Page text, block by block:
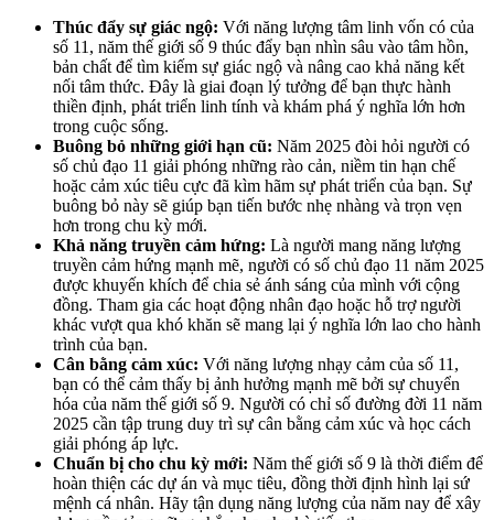
Thúc đẩy sự giác ngộ: Với năng lượng tâm linh vốn có của
số 11, năm thế giới số 9 thúc đẩy bạn nhìn sâu vào tâm hồn,
bản chất để tìm kiếm sự giác ngộ và nâng cao khả năng kết
nối tâm thức. Đây là giai đoạn lý tưởng để bạn thực hành
thiền định, phát triển linh tính và khám phá ý nghĩa lớn hơn
trong cuộc sống.
Buông bỏ những giới hạn cũ: Năm 2025 đòi hỏi người có
số chủ đạo 11 giải phóng những rào cản, niềm tin hạn chế
hoặc cảm xúc tiêu cực đã kìm hãm sự phát triển của bạn. Sự
buông bỏ này sẽ giúp bạn tiến bước nhẹ nhàng và trọn vẹn
hơn trong chu kỳ mới.
Khả năng truyền cảm hứng: Là người mang năng lượng
truyền cảm hứng mạnh mẽ, người có số chủ đạo 11 năm 2025
được khuyến khích để chia sẻ ánh sáng của mình với cộng
đồng. Tham gia các hoạt động nhân đạo hoặc hỗ trợ người
khác vượt qua khó khăn sẽ mang lại ý nghĩa lớn lao cho hành
trình của bạn.
Cân bằng cảm xúc: Với năng lượng nhạy cảm của số 11,
bạn có thể cảm thấy bị ảnh hưởng mạnh mẽ bởi sự chuyển
hóa của năm thế giới số 9. Người có chỉ số đường đời 11 năm
2025 cần tập trung duy trì sự cân bằng cảm xúc và học cách
giải phóng áp lực.
Chuẩn bị cho chu kỳ mới: Năm thế giới số 9 là thời điểm để
hoàn thiện các dự án và mục tiêu, đồng thời định hình lại sứ
mệnh cá nhân. Hãy tận dụng năng lượng của năm nay để xây